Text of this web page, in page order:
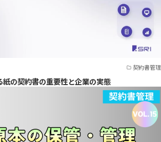
契約書管理
の契約書の重要性と企業の実態